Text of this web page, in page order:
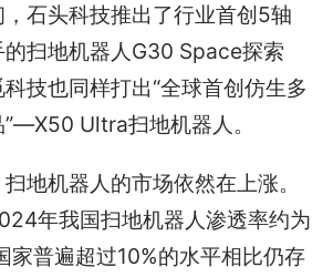
石头科技推出了行业首创5轴
扫地机器人G30 Space探索
技也同样打出“全球首创仿生多
Ultra扫地机器人。
地机器人的市场依然在上涨。
年我国扫地机器人渗透率约为
家普遍超过10%的水平相比仍存